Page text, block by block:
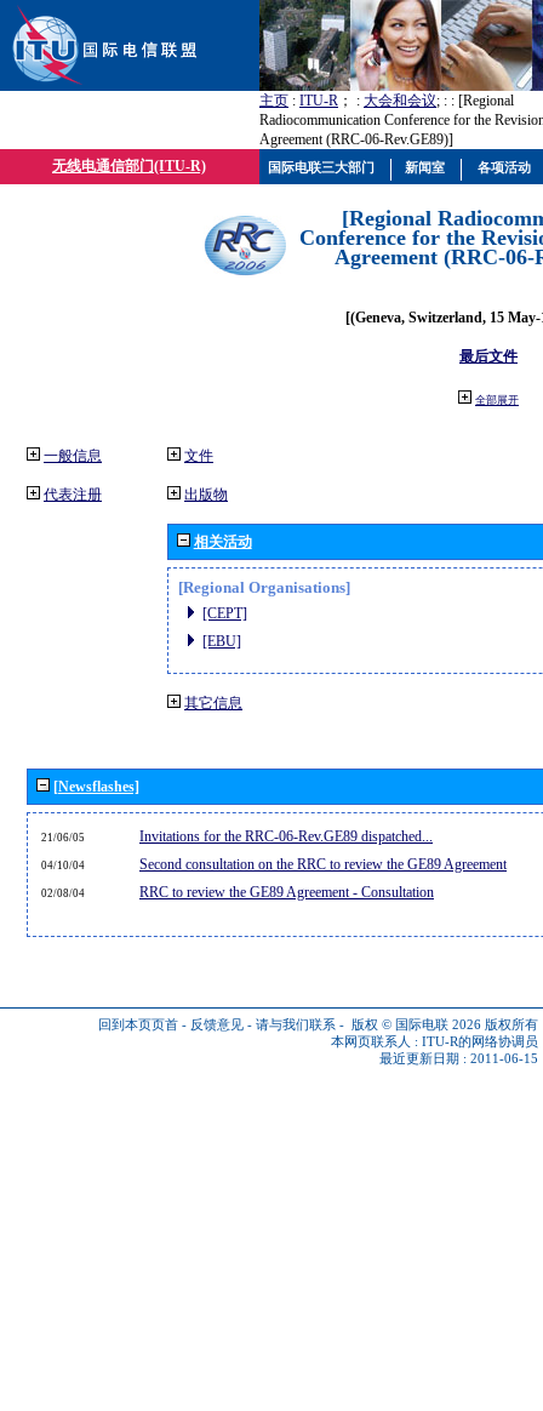
主页 : ITU-R ； : 大会和会议; : : [Regional
Radiocommunication Conference for the
Agreement (RRC-06-Rev.GE89)]
无线电通信部门(ITU-R)
[Regional
Conference for the
Agreement (RRC-06-
[(Geneva, Switzerland, 15
最后文件
全部展开
一般信息
代表注册
文件
出版物
相关活动
[Regional Organisations]
[CEPT]
[EBU]
其它信息
[Newsflashes]
21/06/05 Invitations for the RRC-06-Rev.GE89 dispatched...
04/10/04 Second consultation on the RRC to review the GE89 Agreement
02/08/04 RRC to review the GE89 Agreement - Consultation
回到本页页首 - 反馈意见 - 请与我们联系 - 版权 © 国际电联 2026 版权所有
本网页联系人 : ITU-R的网络协调员
最近更新日期 : 2011-06-15
国际电联三大部门 新闻室 各项活动